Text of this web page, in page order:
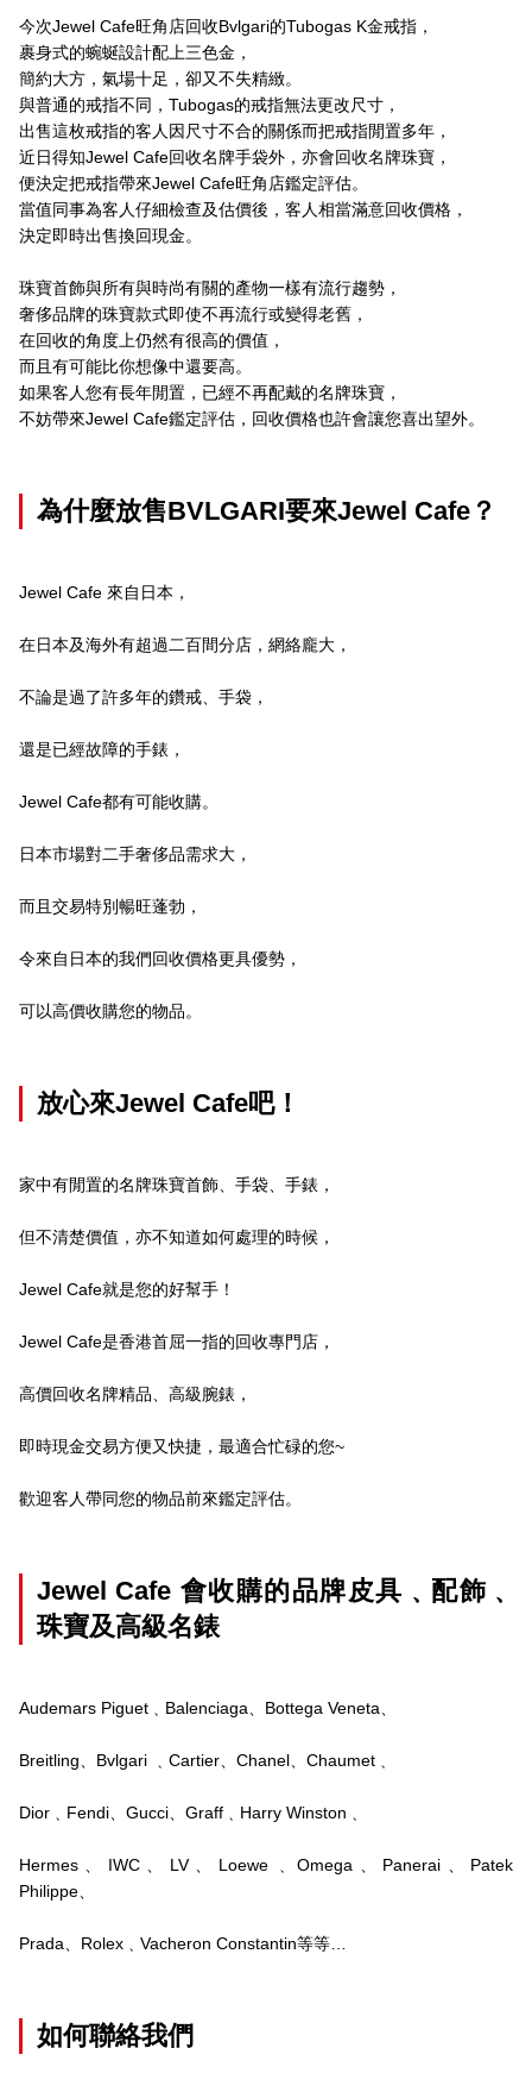
今次Jewel Cafe旺角店回收Bvlgari的Tubogas K金戒指，
裹身式的蜿蜒設計配上三色金，
簡約大方，氣場十足，卻又不失精緻。
與普通的戒指不同，Tubogas的戒指無法更改尺寸，
出售這枚戒指的客人因尺寸不合的關係而把戒指閒置多年，
近日得知Jewel Cafe回收名牌手袋外，亦會回收名牌珠寶，
便決定把戒指帶來Jewel Cafe旺角店鑑定評估。
當值同事為客人仔細檢查及估價後，客人相當滿意回收價格，
決定即時出售換回現金。
珠寶首飾與所有與時尚有關的產物一樣有流行趨勢，
奢侈品牌的珠寶款式即使不再流行或變得老舊，
在回收的角度上仍然有很高的價值，
而且有可能比你想像中還要高。
如果客人您有長年閒置，已經不再配戴的名牌珠寶，
不妨帶來Jewel Cafe鑑定評估，回收價格也許會讓您喜出望外。
為什麼放售BVLGARI要來Jewel Cafe？
Jewel Cafe 來自日本，
在日本及海外有超過二百間分店，網絡龐大，
不論是過了許多年的鑽戒、手袋，
還是已經故障的手錶，
Jewel Cafe都有可能收購。
日本市場對二手奢侈品需求大，
而且交易特別暢旺蓬勃，
令來自日本的我們回收價格更具優勢，
可以高價收購您的物品。
放心來Jewel Cafe吧！
家中有閒置的名牌珠寶首飾、手袋、手錶，
但不清楚價值，亦不知道如何處理的時候，
Jewel Cafe就是您的好幫手！
Jewel Cafe是香港首屈一指的回收專門店，
高價回收名牌精品、高級腕錶，
即時現金交易方便又快捷，最適合忙碌的您~
歡迎客人帶同您的物品前來鑑定評估。
Jewel Cafe 會收購的品牌皮具﹑配飾﹑
珠寶及高級名錶
Audemars Piguet﹑Balenciaga、Bottega Veneta、
Breitling、Bvlgari ﹑Cartier、Chanel、Chaumet﹑
Dior﹑Fendi、Gucci、Graff﹑Harry Winston﹑
Hermes、IWC、LV、Loewe﹑Omega、Panerai、Patek
Philippe、
Prada、Rolex﹑Vacheron Constantin等等…
如何聯絡我們